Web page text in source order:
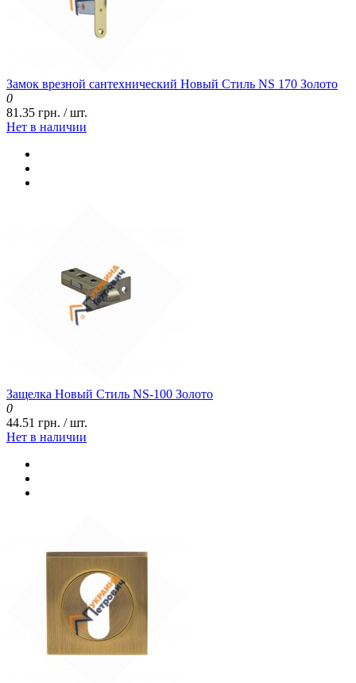
Замок врезной сантехнический Новый Стиль NS 170 Золото
0
81.35 грн. / шт.
Нет в наличии
Защелка Новый Стиль NS-100 Золото
0
44.51 грн. / шт.
Нет в наличии